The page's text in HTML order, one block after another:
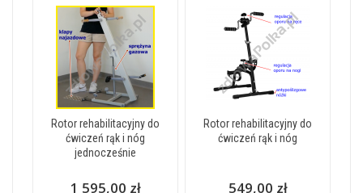
Rotor rehabilitacyjny do
ćwiczeń rąk i nóg
jednocześnie
1 595,00 zł
Rotor rehabilitacyjny do
ćwiczeń rąk i nóg
549,00 zł